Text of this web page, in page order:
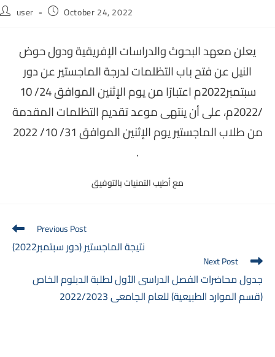
Postuser PostOctober 24, 2022
يعلن معهد البحوث والدراسات الإفريقية ودول حوض
النيل عن فتح باب التظلمات لدرجة الماجستير عن دور
سبتمبر2022م اعتبارًا من يوم الإثنين الموافق 24/ 10
/2022م، على أن ينتهى موعد تقديم التظلمات المقدمة
من طلاب الماجستير يوم الإثنين الموافق 31/ 10/ 2022
.
مع أطيب التمنيات بالتوفيق
Read
more
articles
Previous Post
نتيجة الماجستير (دور سبتمبر2022)
Next Post
جدول محاضرات الفصل الدراسى الأول لطلبة الدبلوم الخاص
(قسم الموارد الطبيعية) للعام الجامعى 2022/2023